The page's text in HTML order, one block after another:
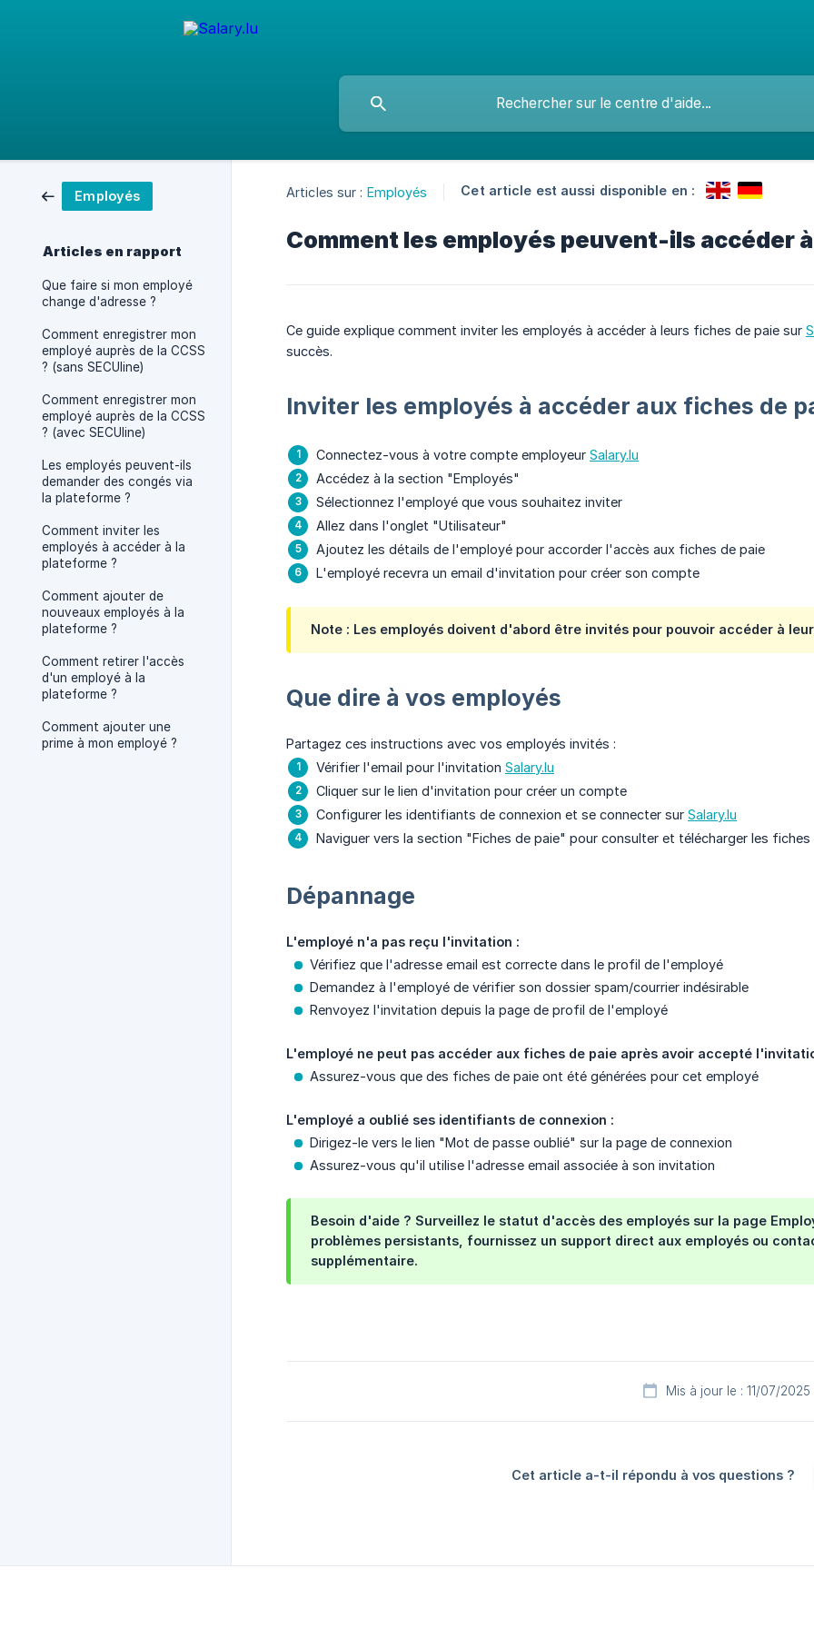
Employés
Articles en rapport
Que faire si mon employé
change d'adresse ?
Comment enregistrer mon
employé auprès de la CCSS
? (sans SECUline)
Comment enregistrer mon
employé auprès de la CCSS
? (avec SECUline)
Les employés peuvent-ils
demander des congés via
la plateforme ?
Comment inviter les
employés à accéder à la
plateforme ?
Comment ajouter de
nouveaux employés à la
plateforme ?
Comment retirer l'accès
d'un employé à la
plateforme ?
Comment ajouter une
prime à mon employé ?
Articles sur : Employés Cet article est aussi disponible en :
Comment les employés peuvent-ils accéder
Ce guide explique comment inviter les employés à accéder à leurs fiches de paie sur
succès.
Inviter les employés à accéder aux fiches de
Connectez-vous à votre compte employeur Salary.lu
Accédez à la section "Employés"
Sélectionnez l'employé que vous souhaitez inviter
Allez dans l'onglet "Utilisateur"
Ajoutez les détails de l'employé pour accorder l'accès aux fiches de paie
L'employé recevra un email d'invitation pour créer son compte
Note : Les employés doivent d'abord être invités pour pouvoir accéder à
Que dire à vos employés
Partagez ces instructions avec vos employés invités :
Vérifier l'email pour l'invitation Salary.lu
Cliquer sur le lien d'invitation pour créer un compte
Configurer les identifiants de connexion et se connecter sur Salary.lu
Naviguer vers la section "Fiches de paie" pour consulter et télécharger les fiches
Dépannage
L'employé n'a pas reçu l'invitation :
Vérifiez que l'adresse email est correcte dans le profil de l'employé
Demandez à l'employé de vérifier son dossier spam/courrier indésirable
Renvoyez l'invitation depuis la page de profil de l'employé
L'employé ne peut pas accéder aux fiches de paie après avoir accepté
Assurez-vous que des fiches de paie ont été générées pour cet employé
L'employé a oublié ses identifiants de connexion :
Dirigez-le vers le lien "Mot de passe oublié" sur la page de connexion
Assurez-vous qu'il utilise l'adresse email associée à son invitation
Besoin d'aide ? Surveillez le statut d'accès des employés sur la page
problèmes persistants, fournissez un support direct aux employés ou
supplémentaire.
Mis à jour le : 11/07/2025
Cet article a-t-il répondu à vos questions ?